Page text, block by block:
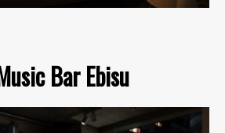
Bar Ebisu